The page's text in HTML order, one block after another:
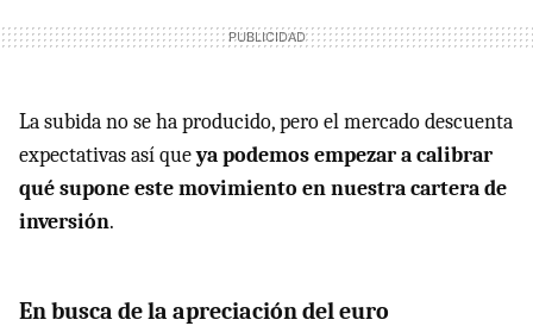
La subida no se ha producido, pero el mercado descuenta
expectativas así queya podemos empezar a calibrar
qué supone este movimiento en nuestra cartera de
inversión.
En busca de la apreciación del euro